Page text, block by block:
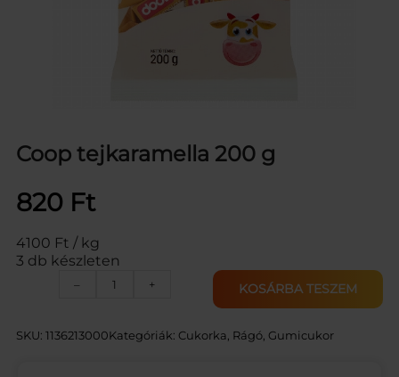
Coop tejkaramella 200 g
820 Ft
4100 Ft / kg
3 db készleten
–
C
P
+ KOSÁRBA TESZEM
SKU: 1136213000Kategóriák: Cukorka, Rágó, Gumicukor